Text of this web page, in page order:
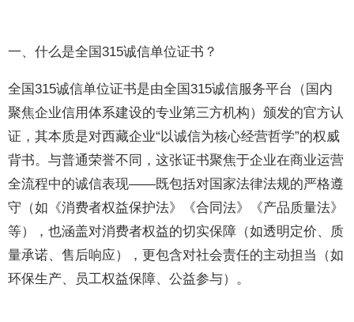
一、什么是全国315诚信单位证书？
全国315诚信单位证书是由全国315诚信服务平台（国内
聚焦企业信用体系建设的专业第三方机构）颁发的官方认
证，其本质是对西藏企业“以诚信为核心经营哲学”的权威
背书。与普通荣誉不同，这张证书聚焦于企业在商业运营
全流程中的诚信表现——既包括对国家法律法规的严格遵
守（如《消费者权益保护法》《合同法》《产品质量法》
等），也涵盖对消费者权益的切实保障（如透明定价、质
量承诺、售后响应），更包含对社会责任的主动担当（如
环保生产、员工权益保障、公益参与）。